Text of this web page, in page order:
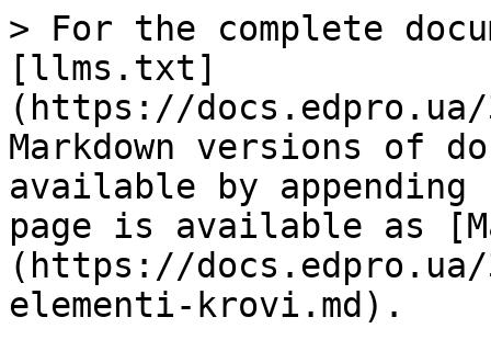
> For the complete
[llms.txt]
(https://
Markdown versions of
available by
page is available as
(https://
elementi-krovi.md).